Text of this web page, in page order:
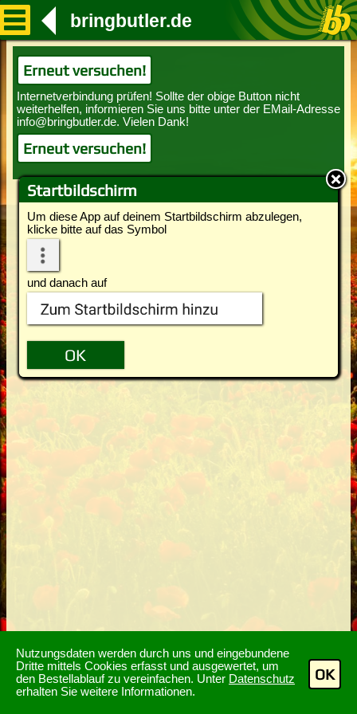
Nutzungsdaten werden durch uns und eingebundene
Dritte mittels Cookies erfasst und ausgewertet, um
den Bestellablauf zu vereinfachen. Unter Datenschutz
erhalten Sie weitere Informationen.
OK
Startbildschirm
Um diese App auf deinem Startbildschirm abzulegen,
klicke bitte auf das Symbol
und danach auf
bringbutler.de
Erneut versuchen!
Erneut versuchen!